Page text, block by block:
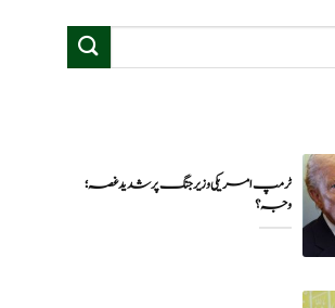
ٹرمپ امریکی وزیر جنگ پر شدید غصہ؛
وجہ ؟